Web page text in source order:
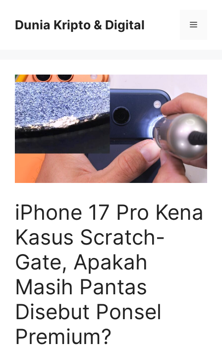
contentDunia Kripto & Digital Menu
iPhone 17 Pro Kena
Kasus Scratch-
Gate, Apakah
Masih Pantas
Disebut Ponsel
Premium?